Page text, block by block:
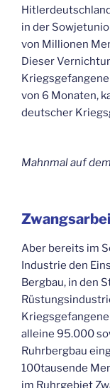
in der
von Millionen
Dieser
von 6 Monaten,
deutscher
Mahnmal auf
Aber bereits im
Industrie den
Bergbau, in den
alleine 95.000
Ruhrbergbau
100tausende
im Ruhrgebiet